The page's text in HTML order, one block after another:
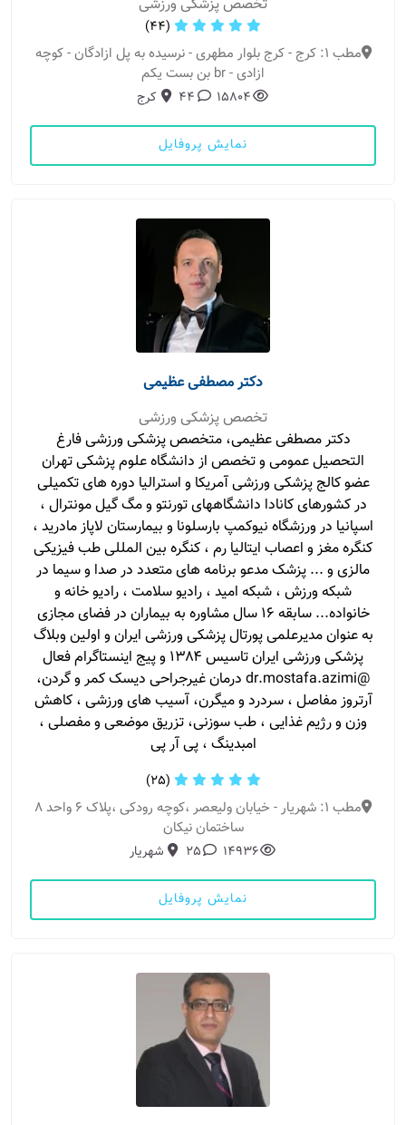
تخصص پزشکی ورزشی
(44)
مطب 1: کرج - کرج بلوار مطهری - نرسیده به پل ازادگان - کوچه
ازادی - br بن بست یکم
15804
44 کرج
نمایش پروفایل
دکتر مصطفی عظیمی
تخصص پزشکی ورزشی
دکتر مصطفی عظیمی، متخصص پزشکی ورزشی فارغ‌
التحصیل عمومی و تخصص از دانشگاه علوم پزشکی تهران
عضو کالج پزشکی ورزشی آمریکا و استرالیا دوره های تکمیلی
در کشورهای کانادا دانشگاههای تورنتو و مگ گیل مونترال ،
اسپانیا در ورزشگاه نیوکمپ بارسلونا و بیمارستان لاپاز مادرید ،
کنگره مغز و اعصاب ایتالیا رم ، کنگره بین المللی طب فیزیکی
مالزی و ... پزشک مدعو برنامه های متعدد در صدا و سیما در
شبکه ورزش ، شبکه امید ، رادیو سلامت ، رادیو خانه و
خانواده... سابقه ۱۶ سال مشاوره به بیماران در فضای مجازی
به عنوان مدیرعلمی پورتال پزشکی ورزشی ایران و اولین وبلاگ
پزشکی ورزشی ایران تاسیس ۱۳۸۴ و پیج اینستاگرام فعال
@dr.mostafa.azimi درمان غیرجراحی دیسک کمر و گردن،
آرتروز مفاصل ، سردرد و میگرن، آسیب های ورزشی ، کاهش
وزن و رژیم غذایی ، طب سوزنی، تزریق موضعی و مفصلی ،
امبدینگ ، پی آر پی
(25)
مطب 1: شهریار - خیابان ولیعصر ،کوچه رودکی ،پلاک ۶ واحد ۸
ساختمان نیکان
14936
25 شهریار
نمایش پروفایل